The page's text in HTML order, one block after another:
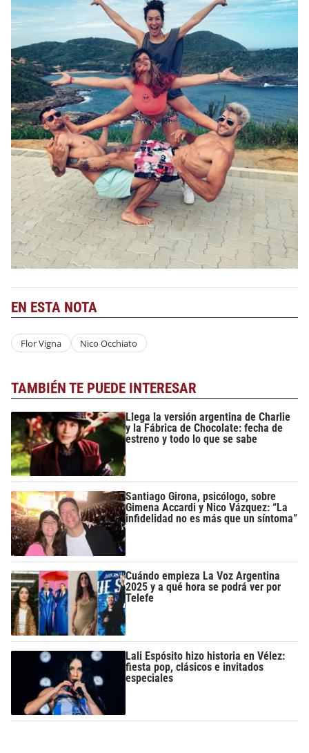
EN ESTA NOTA
Flor Vigna Nico Occhiato
TAMBIÉN TE PUEDE INTERESAR
Llega la versión argentina de Charlie
y la Fábrica de Chocolate: fecha de
estreno y todo lo que se sabe
Santiago Girona, psicólogo, sobre
Gimena Accardi y Nico Vázquez: “La
infidelidad no es más que un síntoma”
Cuándo empieza La Voz Argentina
2025 y a qué hora se podrá ver por
Telefe
Lali Espósito hizo historia en Vélez:
fiesta pop, clásicos e invitados
especiales